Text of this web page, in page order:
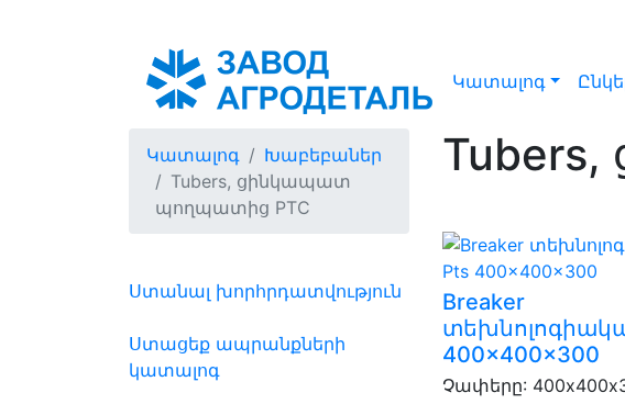
Կատալոգ
Կատալոգ
Խաբեբաներ
Tubers, ցինկապատ
պողպատից PTC
Ստանալ խորհրդատվություն
Ստացեք ապրանքների
կատալոգ
Breaker
400x400x300
Չափերը: